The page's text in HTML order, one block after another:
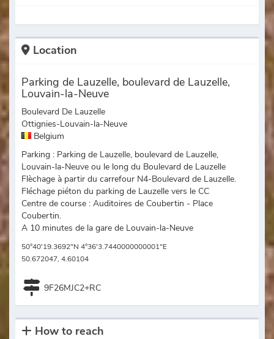
Location
Parking de Lauzelle, boulevard de Lauzelle,
Louvain-la-Neuve
Boulevard De Lauzelle
Ottignies-Louvain-la-Neuve
Belgium
Parking : Parking de Lauzelle, boulevard de Lauzelle,
Louvain-la-Neuve ou le long du Boulevard de Lauzelle
Flèchage à partir du carrefour N4-Boulevard de Lauzelle.
Fléchage piéton du parking de Lauzelle vers le CC
Centre de course : Auditoires de Coubertin - Place
Coubertin.
A 10 minutes de la gare de Louvain-la-Neuve
50°40'19.3692"N 4°36'3.7440000000001"E
50.672047, 4.60104
9F26MJC2+RC
How to reach